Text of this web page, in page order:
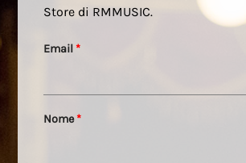
Store di RMMUSIC.
Email*
Nome*